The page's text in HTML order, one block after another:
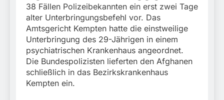
38 Fällen Polizeibekannten ein erst zwei Tage
alter Unterbringungsbefehl vor. Das
Amtsgericht Kempten hatte die einstweilige
Unterbringung des 29-Jährigen in einem
psychiatrischen Krankenhaus angeordnet.
Die Bundespolizisten lieferten den Afghanen
schließlich in das Bezirkskrankenhaus
Kempten ein.